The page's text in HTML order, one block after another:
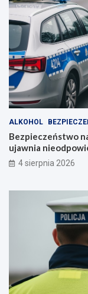
ALKOHOL
Bezpieczeństwo
ujawnia
4 sierpnia 2026